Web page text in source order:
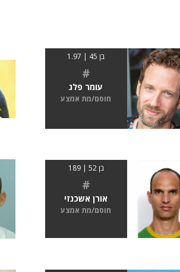
בן 45 | 1.97
#
עומר פלג
חוסם/מת אמצע
בן 52 | 189
#
אורן אשכנזי
חוסם/מת אמצע